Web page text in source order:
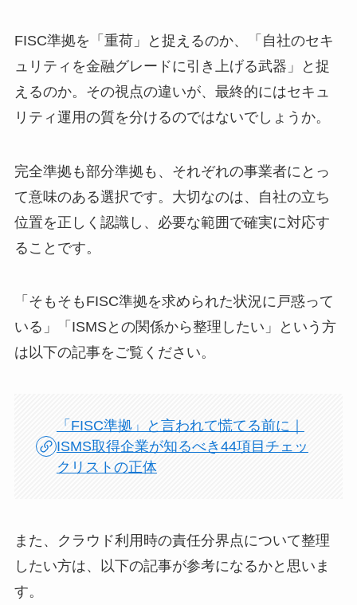
FISC準拠を「重荷」と捉えるのか、「自社のセキ
ュリティを金融グレードに引き上げる武器」と捉
えるのか。その視点の違いが、最終的にはセキュ
リティ運用の質を分けるのではないでしょうか。
完全準拠も部分準拠も、それぞれの事業者にとっ
て意味のある選択です。大切なのは、自社の立ち
位置を正しく認識し、必要な範囲で確実に対応す
ることです。
「そもそもFISC準拠を求められた状況に戸惑って
いる」「ISMSとの関係から整理したい」という方
は以下の記事をご覧ください。
「FISC準拠」と言われて慌てる前に｜
ISMS取得企業が知るべき44項目チェッ
クリストの正体
また、クラウド利用時の責任分界点について整理
したい方は、以下の記事が参考になるかと思いま
す。